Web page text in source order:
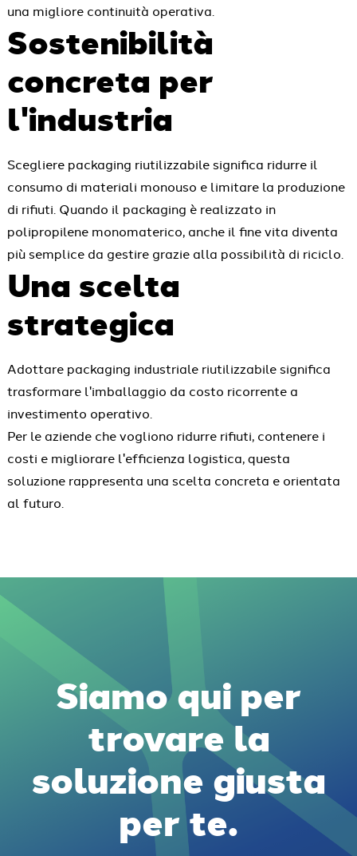
una migliore continuità operativa.
Sostenibilità
concreta per
l'industria
Scegliere packaging riutilizzabile significa ridurre il
consumo di materiali monouso e limitare la produzione
di rifiuti. Quando il packaging è realizzato in
polipropilene monomaterico, anche il fine vita diventa
più semplice da gestire grazie alla possibilità di riciclo.
Una scelta
strategica
Adottare packaging industriale riutilizzabile significa
trasformare l'imballaggio da costo ricorrente a
investimento operativo.
Per le aziende che vogliono ridurre rifiuti, contenere i
costi e migliorare l'efficienza logistica, questa
soluzione rappresenta una scelta concreta e orientata
al futuro.
Siamo qui per
trovare la
soluzione giusta
per te.